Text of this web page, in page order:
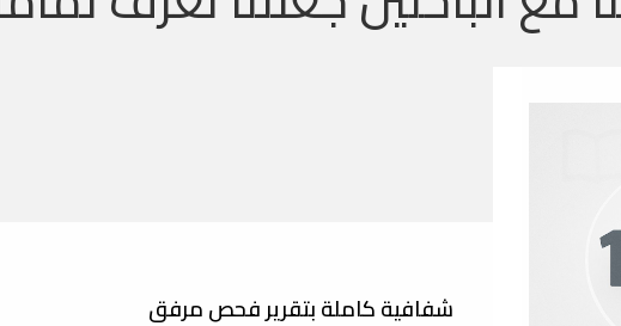
شفافية كاملة بتقرير فحص مرفق